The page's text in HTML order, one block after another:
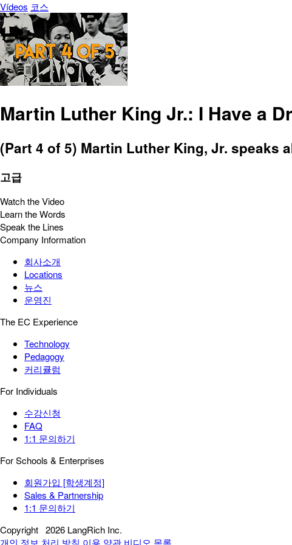
Vídeos 코스
Martin Luther King Jr.: I Have a
(Part 4 of 5) Martin Luther King, Jr.
고급
Watch the Video
Learn the Words
Speak the Lines
Company Information
회사소개
Locations
뉴스
운영진
The EC Experience
Technology
Pedagogy
커리큘럼
For Individuals
수강신청
FAQ
1:1 문의하기
For Schools & Enterprises
회원가입 [학생계정]
Sales & Partnership
1:1 문의하기
Copyright 2026 LangRich Inc.